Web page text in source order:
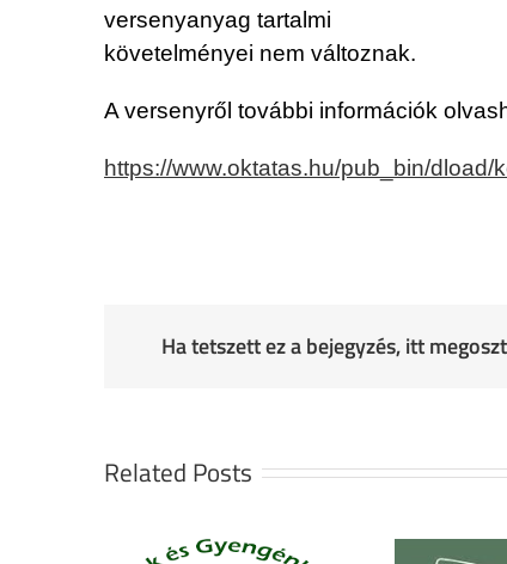
versenyanyag tartalmi
követelményei nem változnak.
A versenyről további információk
https://www.oktatas.hu/pub_bin/
Ha tetszett ez a bejegyzés, itt
Related Posts